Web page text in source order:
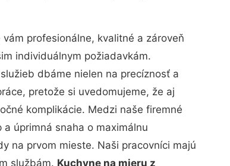
vám profesionálne, kvalitné a zároveň
individuálnym požiadavkám.
dbáme nielen na precíznosť a
pretože si uvedomujeme, že aj
komplikácie. Medzi naše firemné
úprimná snaha o maximálnu
na prvom mieste. Naši pracovníci majú
službám. Kuchyne na mieru z